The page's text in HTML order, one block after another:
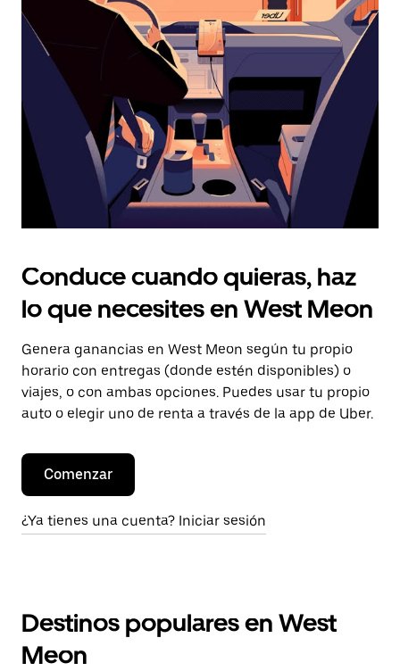
Presiona
la
tecla Esc
para
calendario.
Conduce cuando quieras, haz
lo que necesites en West Meon
Genera ganancias en West Meon según tu propio
horario con entregas (donde estén disponibles) o
viajes, o con ambas opciones. Puedes usar tu propio
auto o elegir uno de renta a través de la app de Uber.
Comenzar
¿Ya tienes una cuenta? Iniciar sesión
Destinos populares en West
Meon